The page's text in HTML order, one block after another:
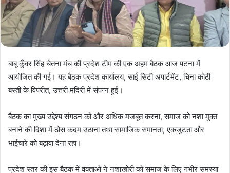
बाबू कुँवर सिंह चेतना मंच की प्रदेश टीम की एक अहम बैठक आज पटना में
आयोजित की गई। यह बैठक प्रदेश कार्यालय, साई सिटी अपार्टमेंट, चिना कोठी
बस्ती के विपरीत, उत्तरी मंदिरी में संपन्न हुई।
बैठक का मुख्य उद्देश्य संगठन को और अधिक मजबूत करना, समाज को नशा मुक्त
बनाने की दिशा में ठोस कदम उठाना तथा सामाजिक समानता, एकजुटता और
भाईचारे को बढ़ावा देना रहा।
प्रदेश स्तर की इस बैठक में वक्ताओं ने नशाखोरी को समाज के लिए गंभीर समस्या